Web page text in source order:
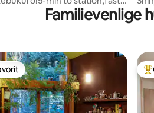
Familievenlige